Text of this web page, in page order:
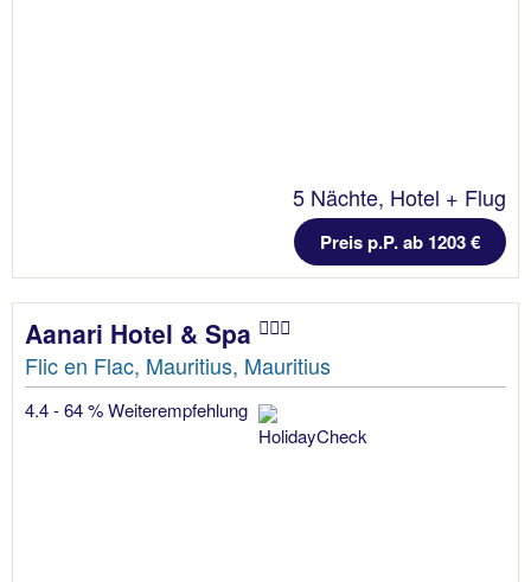
5 Nächte, Hotel + Flug
Preis p.P. ab 1203 €
Aanari Hotel & Spa
Flic en Flac, Mauritius, Mauritius
4.4 - 64 % Weiterempfehlung